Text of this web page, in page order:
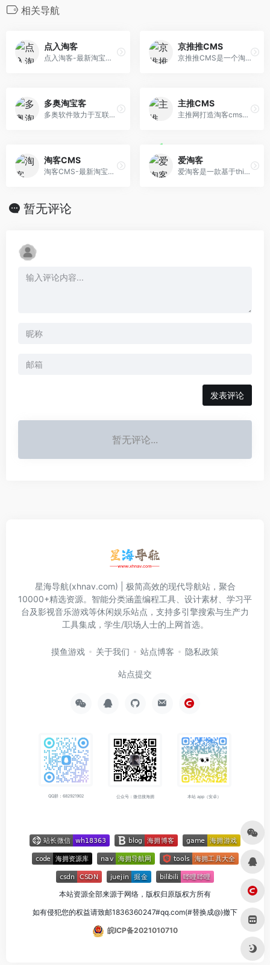
相关导航
点入淘客
点入淘客-最新淘宝客程序，无需API，自动采集的淘宝客站群程序，最好的淘客程序。你只需知道阿里妈妈淘宝客是什么，什么是淘客就可以拥有自己的淘宝客网站。
京推推CMS
京推推CMS是一个淘宝客导购程序
多奥淘宝客
多奥软件致力于互联网程序开发、网站建设、推广、运营、大数据分析等网络服务，主打产品有多奥淘宝客程序、多奥跨境电商ERP、外贸网站程序、电商网站等。
主推CMS
主推网打造淘客cms网站，独有域名无封号担忧，是淘客推广神器，点击马上了解。
淘客CMS
淘客CMS-最新淘宝客程序，最好的淘宝客商城源码，专业的淘宝客建站系统，我们专注淘客程序开发和推广，让做淘宝客简单化，打造淘客神话。
爱淘客
爱淘客是一款基于thinkphp3.2内核独立开发的一款集众多商品采集、U站采集、佣金采集、鹊桥等采集的淘宝客程序
暂无评论
发表评论
暂无评论...
星海导航(xhnav.com) | 极简高效的现代导航站，聚合
10000+精选资源。智能分类涵盖编程工具、设计素材、学习平
台及影视音乐游戏等休闲娱乐站点，支持多引擎搜索与生产力
工具集成，学生/职场人士的上网首选。
摸鱼游戏 关于我们 站点博客 隐私政策
站点提交
QQ群：682921902 公众号：微信搜海拥 本站 app（安卓）
本站资源全部来源于网络，版权归原版权方所有
如有侵犯您的权益请致邮1836360247#qq.com(#替换成@)撤下
皖ICP备2021010710